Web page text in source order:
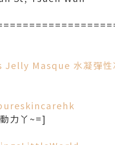
Masque 水凝彈性
力丫~=]